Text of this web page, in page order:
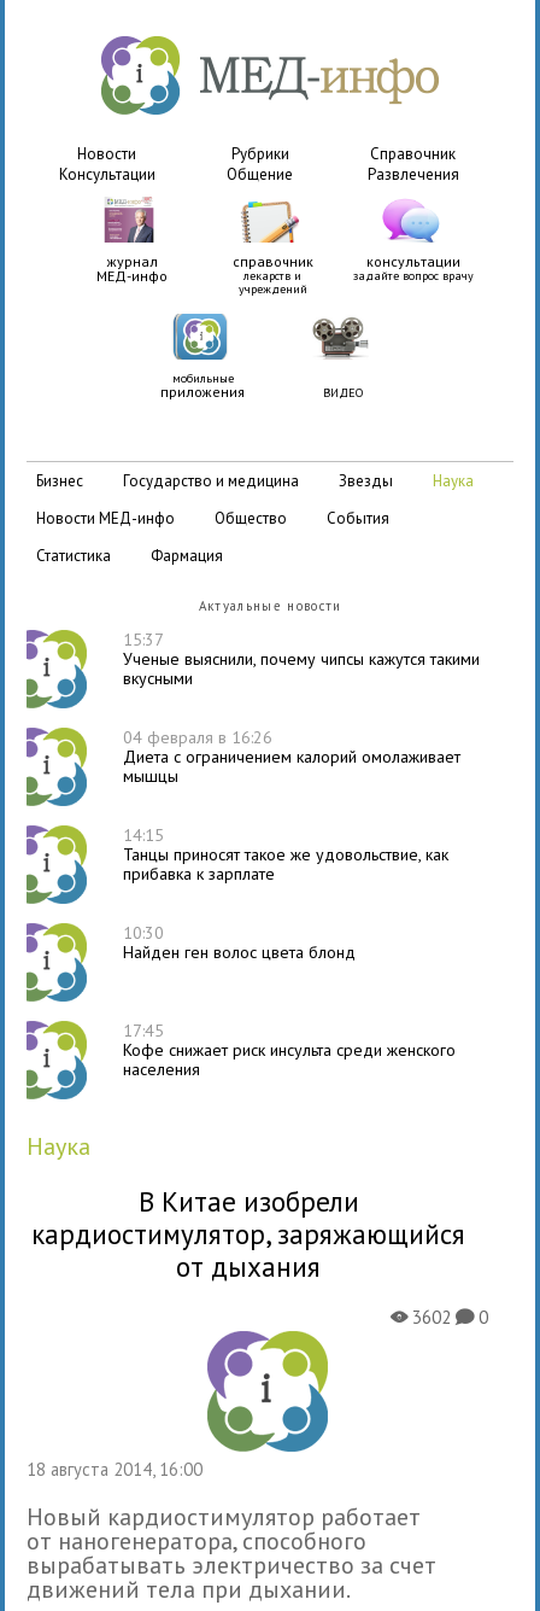
Новости Рубрики
Справочник
Консультации
Общение Развлечения
журнал
МЕД-инфо
справочник
лекарств и
учреждений
консультации
задайте вопрос врачу
мобильные
приложения ВИДЕО
бизнес государство и медицина звезды
наука
новости МЕД-инфо
общество
события
статистика
фармация
Актуальные новости
15:37
Ученые выяснили, почему чипсы кажутся такими
вкусными
04 февраля в 16:26
Диета с ограничением калорий омолаживает
мышцы
14:15
Танцы приносят такое же удовольствие, как
прибавка к зарплате
10:30
Найден ген волос цвета блонд
17:45
Кофе снижает риск инсульта среди женского
населения
наука
В Китае изобрели
кардиостимулятор, заряжающийся
от дыхания
18 августа 2014, 16:00
X3602K0
Новый кардиостимулятор работает
от наногенератора, способного
вырабатывать электричество за счет
движений тела при дыхании.